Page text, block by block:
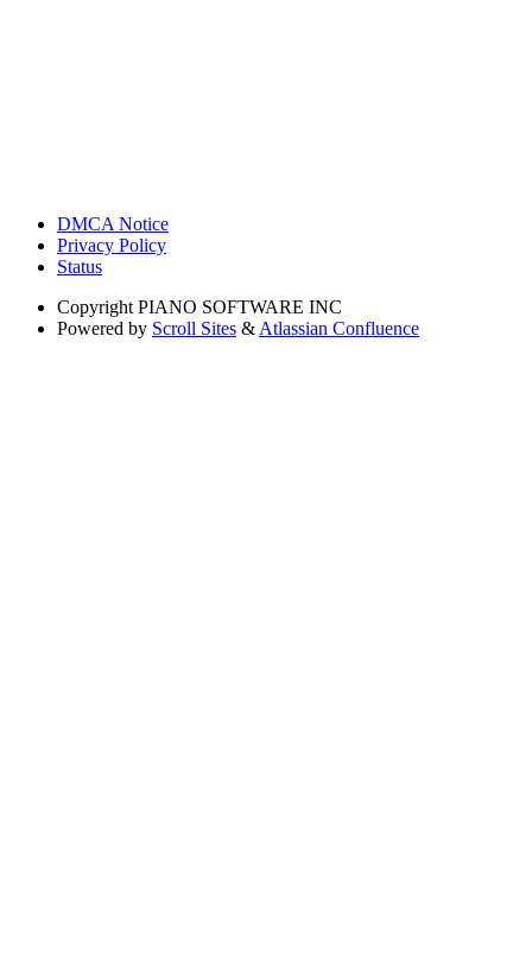
DMCA Notice
Privacy Policy
Status
Copyright PIANO SOFTWARE INC
Powered by Scroll Sites & Atlassian Confluence